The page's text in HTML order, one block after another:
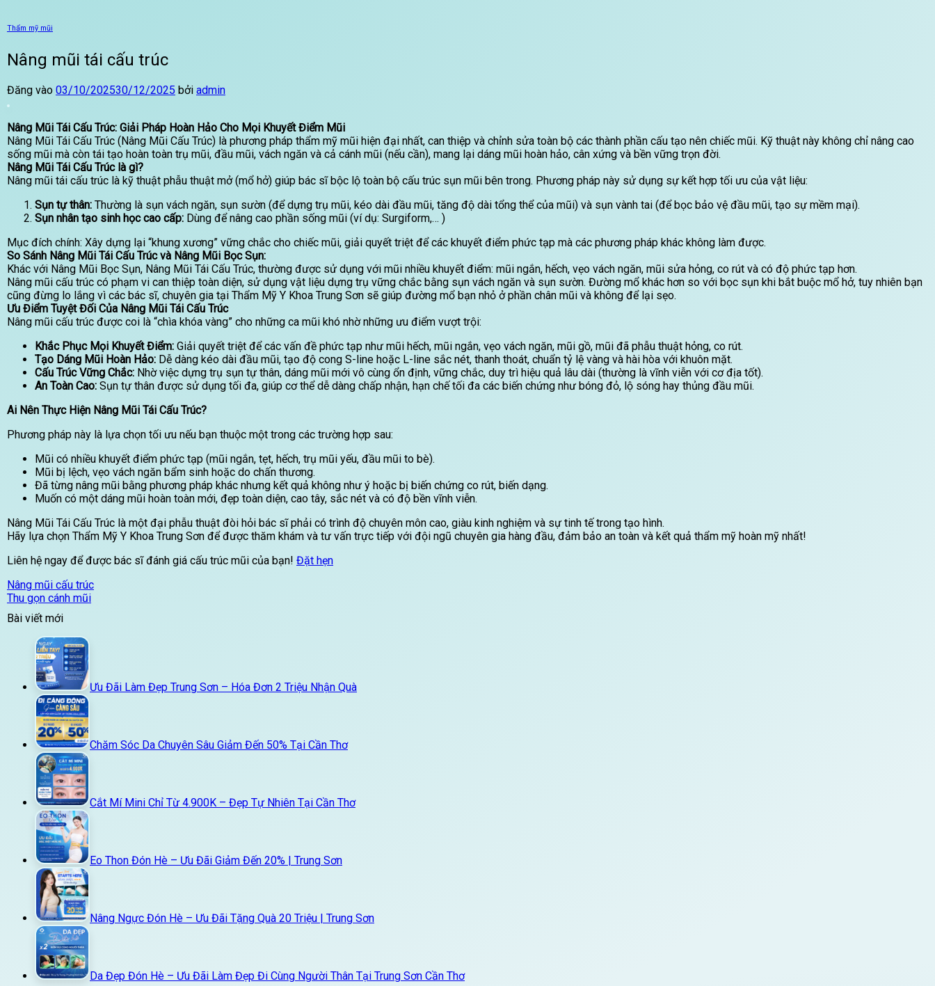
Thẩm mỹ mũi
Nâng mũi tái cấu trúc
Đăng vào 03/10/202530/12/2025 bởi admin
Nâng Mũi Tái Cấu Trúc: Giải Pháp Hoàn Hảo Cho Mọi Khuyết Điểm Mũi
Nâng Mũi Tái Cấu Trúc (Nâng Mũi Cấu Trúc) là phương pháp thẩm mỹ mũi hiện đại nhất, can thiệp và chỉnh sửa toàn bộ các thành phần cấu tạo nên chiếc mũi. Kỹ thuật này không chỉ nâng cao
sống mũi mà còn tái tạo hoàn toàn trụ mũi, đầu mũi, vách ngăn và cả cánh mũi (nếu cần), mang lại dáng mũi hoàn hảo, cân xứng và bền vững trọn đời.
Nâng Mũi Tái Cấu Trúc là gì?
Nâng mũi tái cấu trúc là kỹ thuật phẫu thuật mở (mổ hở) giúp bác sĩ bộc lộ toàn bộ cấu trúc sụn mũi bên trong. Phương pháp này sử dụng sự kết hợp tối ưu của vật liệu:
Sụn tự thân: Thường là sụn vách ngăn, sụn sườn (để dựng trụ mũi, kéo dài đầu mũi, tăng độ dài tổng thể của mũi) và sụn vành tai (để bọc bảo vệ đầu mũi, tạo sự mềm mại).
Sụn nhân tạo sinh học cao cấp: Dùng để nâng cao phần sống mũi (ví dụ: Surgiform,… )
Mục đích chính: Xây dựng lại “khung xương” vững chắc cho chiếc mũi, giải quyết triệt để các khuyết điểm phức tạp mà các phương pháp khác không làm được.
So Sánh Nâng Mũi Tái Cấu Trúc và Nâng Mũi Bọc Sụn:
Khác với Nâng Mũi Bọc Sụn, Nâng Mũi Tái Cấu Trúc, thường được sử dụng với mũi nhiều khuyết điểm: mũi ngắn, hếch, vẹo vách ngăn, mũi sửa hỏng, co rút và có độ phức tạp hơn.
Nâng mũi cấu trúc có phạm vi can thiệp toàn diện, sử dụng vật liệu dựng trụ vững chắc bằng sụn vách ngăn và sụn sườn. Đường mổ khác hơn so với bọc sụn khi bắt buộc mổ hở, tuy nhiên bạn
cũng đừng lo lắng vì các bác sĩ, chuyên gia tại Thẩm Mỹ Y Khoa Trung Sơn sẽ giúp đường mổ bạn nhỏ ở phần chân mũi và không để lại sẹo.
Ưu Điểm Tuyệt Đối Của Nâng Mũi Tái Cấu Trúc
Nâng mũi cấu trúc được coi là “chìa khóa vàng” cho những ca mũi khó nhờ những ưu điểm vượt trội:
Khắc Phục Mọi Khuyết Điểm: Giải quyết triệt để các vấn đề phức tạp như mũi hếch, mũi ngắn, vẹo vách ngăn, mũi gồ, mũi đã phẫu thuật hỏng, co rút.
Tạo Dáng Mũi Hoàn Hảo: Dễ dàng kéo dài đầu mũi, tạo độ cong S-line hoặc L-line sắc nét, thanh thoát, chuẩn tỷ lệ vàng và hài hòa với khuôn mặt.
Cấu Trúc Vững Chắc: Nhờ việc dựng trụ sụn tự thân, dáng mũi mới vô cùng ổn định, vững chắc, duy trì hiệu quả lâu dài (thường là vĩnh viễn với cơ địa tốt).
An Toàn Cao: Sụn tự thân được sử dụng tối đa, giúp cơ thể dễ dàng chấp nhận, hạn chế tối đa các biến chứng như bóng đỏ, lộ sóng hay thủng đầu mũi.
Ai Nên Thực Hiện Nâng Mũi Tái Cấu Trúc?
Phương pháp này là lựa chọn tối ưu nếu bạn thuộc một trong các trường hợp sau:
Mũi có nhiều khuyết điểm phức tạp (mũi ngắn, tẹt, hếch, trụ mũi yếu, đầu mũi to bè).
Mũi bị lệch, vẹo vách ngăn bẩm sinh hoặc do chấn thương.
Đã từng nâng mũi bằng phương pháp khác nhưng kết quả không như ý hoặc bị biến chứng co rút, biến dạng.
Muốn có một dáng mũi hoàn toàn mới, đẹp toàn diện, cao tây, sắc nét và có độ bền vĩnh viễn.
Nâng Mũi Tái Cấu Trúc là một đại phẫu thuật đòi hỏi bác sĩ phải có trình độ chuyên môn cao, giàu kinh nghiệm và sự tinh tế trong tạo hình.
Hãy lựa chọn Thẩm Mỹ Y Khoa Trung Sơn để được thăm khám và tư vấn trực tiếp với đội ngũ chuyên gia hàng đầu, đảm bảo an toàn và kết quả thẩm mỹ hoàn mỹ nhất!
Liên hệ ngay để được bác sĩ đánh giá cấu trúc mũi của bạn! Đặt hẹn
Nâng mũi cấu trúc
Thu gọn cánh mũi
Bài viết mới
Ưu Đãi Làm Đẹp Trung Sơn – Hóa Đơn 2 Triệu Nhận Quà
Chăm Sóc Da Chuyên Sâu Giảm Đến 50% Tại Cần Thơ
Cắt Mí Mini Chỉ Từ 4.900K – Đẹp Tự Nhiên Tại Cần Thơ
Eo Thon Đón Hè – Ưu Đãi Giảm Đến 20% | Trung Sơn
Nâng Ngực Đón Hè – Ưu Đãi Tặng Quà 20 Triệu | Trung Sơn
Da Đẹp Đón Hè – Ưu Đãi Làm Đẹp Đi Cùng Người Thân Tại Trung Sơn Cần Thơ